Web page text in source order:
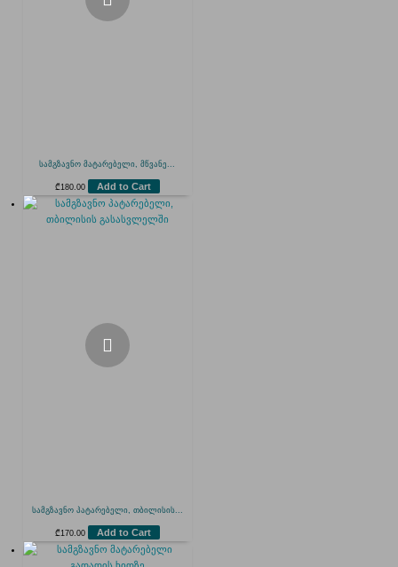
სამგზავნო მატარებელი, მწვანე...
₾180.00 Add to Cart
სამგზავნო პატარებელი, თბილისის...
₾170.00 Add to Cart